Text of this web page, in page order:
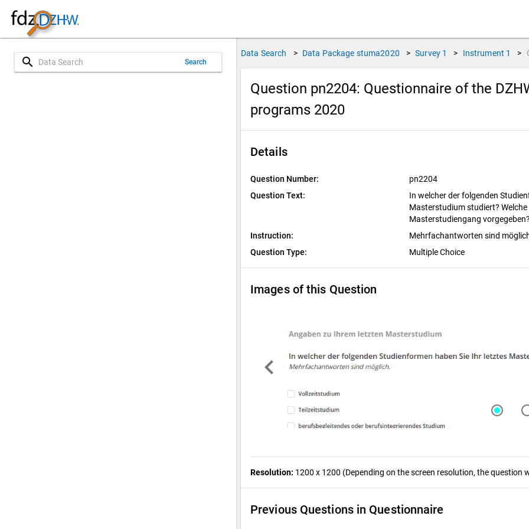
search Search
Data Search > Data Package stuma2020 > Survey 1 > Instrument 1 >
Question pn2204: Questionnaire of the
programs 2020
Details
Question Number:
pn2204
Question Text:
In welcher der folgenden
Masterstudium studiert?
Masterstudiengang vorgegeben?
Instruction:
Mehrfachantworten sind
Question Type:
Multiple Choice
Images of this Question
chevron_left
Resolution: 1200 x 1200 (Depending on the screen resolution, the question
Previous Questions in Questionnaire